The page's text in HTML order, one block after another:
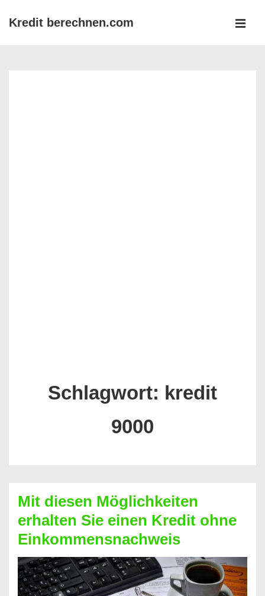
ZumKredit berechnen.com
Schlagwort: kredit
9000
Mit diesen Möglichkeiten
erhalten Sie einen Kredit ohne
Einkommensnachweis